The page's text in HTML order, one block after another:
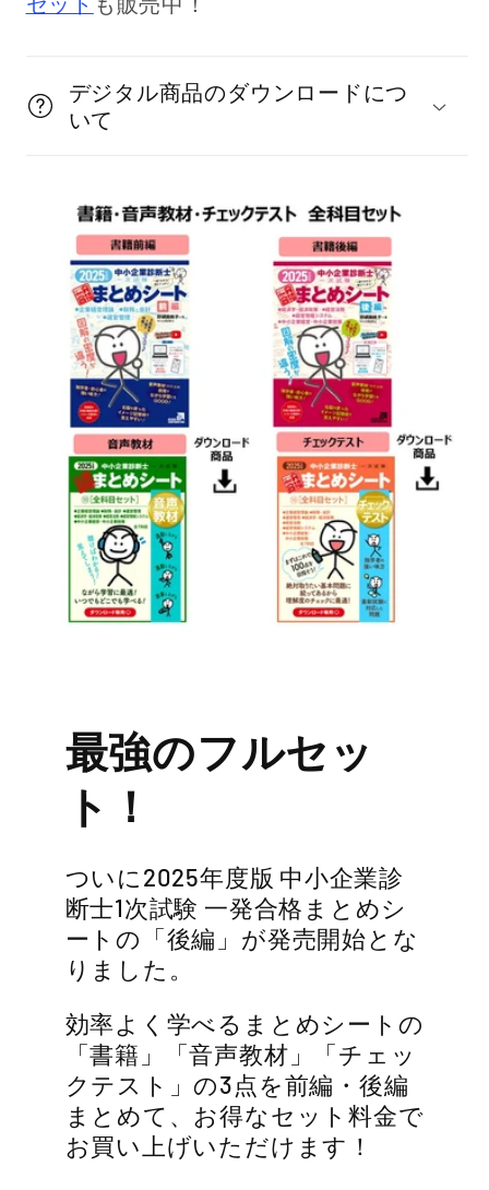
デジタル商品のダウンロードにつ
いて
最強のフルセッ
ト！
ついに2025年度版 中小企業診
断士1次試験 一発合格まとめシ
ートの「後編」が発売開始とな
りました。
効率よく学べるまとめシートの
「書籍」「音声教材」「チェッ
クテスト」の3点を前編・後編
まとめて、お得なセット料金で
お買い上げいただけます！